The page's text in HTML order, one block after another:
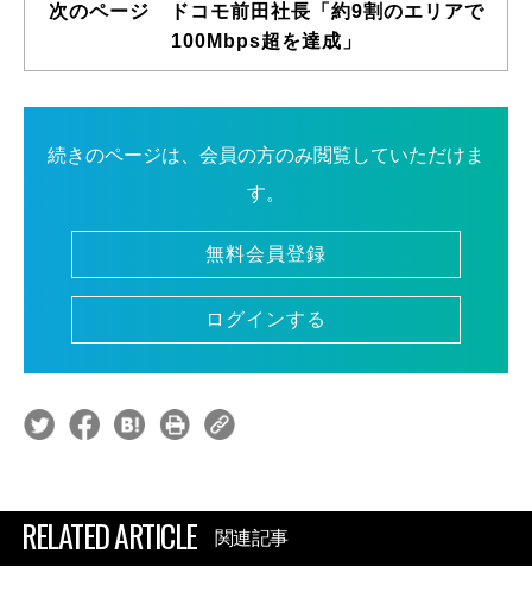
次のページ ドコモ前田社長「約9割のエリアで
100Mbps超を達成」
続きのページは、会員の方のみ閲覧していただけま
す。
無料会員登録
ログインする
RELATED ARTICLE 関連記事